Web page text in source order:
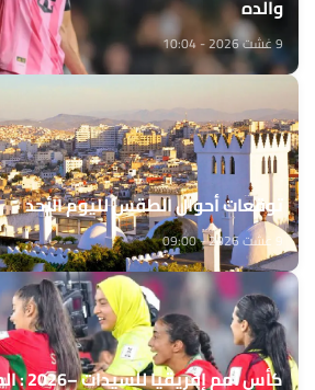
والده
9 غشت 2026 - 10:04
توقعات أحوال الطقس لليوم الأحد
9 غشت 2026 - 09:00
كأس